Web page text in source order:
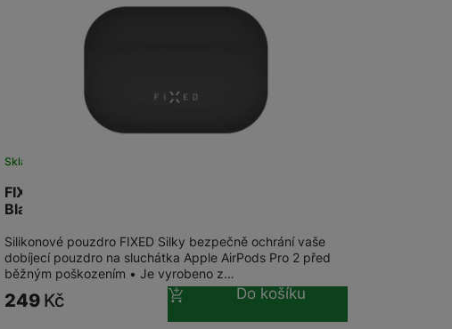
FIXED Silky Apple AirPods Pro 2/P2 (USB-C),
Black
Skladem
Silikonové pouzdro FIXED Silky bezpečně ochrání vaše
dobíjecí pouzdro na sluchátka Apple AirPods Pro 2 před
běžným poškozením • Je vyrobeno z…
249 Kč Do košíku